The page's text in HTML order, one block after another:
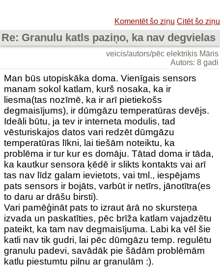
Komentēt šo ziņu Citēt šo ziņu
Re: Granulu katls paziņo, ka nav degvielas
veicis/autors/pēc elektriķis Māris
Autors: 8 gadi
Man būs utopiskāka doma. Vienīgais sensors
manam sokol katlam, kurš nosaka, ka ir
liesma(tas nozīmē, ka ir arī pietiekošs
degmaisījums), ir dūmgāzu temperatūras devējs.
Ideāli būtu, ja tev ir interneta modulis, tad
vēsturiskajos datos vari redzēt dūmgāzu
temperatūras līkni, lai tiešām noteiktu, ka
problēma ir tur kur es domāju. Tātad doma ir tāda,
ka kautkur sensora ķēdē ir slikts kontakts vai arī
tas nav līdz galam ievietots, vai tml., iespējams
pats sensors ir bojāts, varbūt ir netīrs, jānotītra(es
to daru ar drāšu birsti).
Vari pamēģināt pats to izraut ārā no skursteņa
izvada un paskatīties, pēc brīža katlam vajadzētu
pateikt, ka tam nav degmaisījuma. Labi ka vēl šie
katli nav tik gudri, lai pēc dūmgāzu temp. regulētu
granulu padevi, savādāk pie šādām problēmām
katlu piestumtu pilnu ar granulām :).